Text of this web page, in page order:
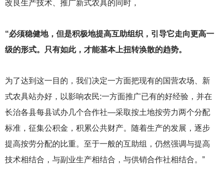
改良生产技术、推广新式农具的同时，
“必须稳健地，但是积极地提高互助组织，引导它走向更高一
级的形式。只有如此，才能基本上扭转涣散的趋势。
为了达到这一目的，我们决定一方面把现有的国营农场、新
式农具站办好，以影响农民:一方面推广已有的好经验，并在
长治各县每县试办几个合作社—采取按土地按劳力两个分配
标准，征集公积金，积累公共财产。随着生产的发展，逐步
提高按劳分配的比重。至于一般的互助组，仍然强调与提高
技术相结合，与副业生产相结合，与供销合作社相结合。”